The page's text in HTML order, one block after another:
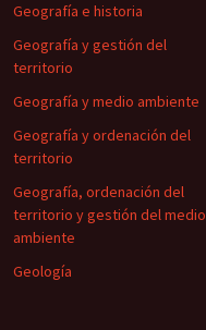
Geografía e historia
Geografía y gestión del
territorio
Geografía y medio ambiente
Geografía y ordenación del
territorio
Geografía, ordenación del
territorio y gestión del medio
ambiente
Geología